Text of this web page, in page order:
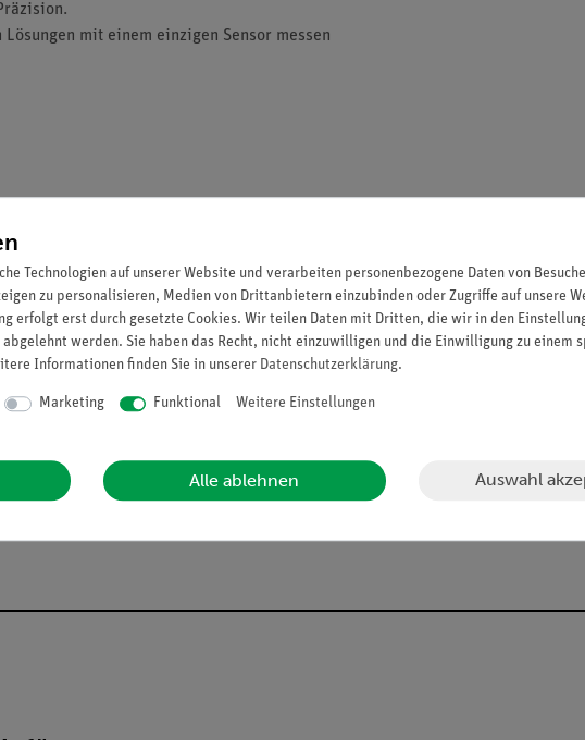
mit einem einzigen Sensor messen
zu 50 Std. Betriebszeit)
ist Teil des Lieferumfangs.
Technologien auf unserer Website und verarbeiten personenbezogene Daten von
zu personalisieren, Medien von Drittanbietern einzubinden oder Zugriffe auf unsere
erfolgt erst durch gesetzte Cookies. Wir teilen Daten mit Dritten, die wir in den
werden. Sie haben das Recht, nicht einzuwilligen und die Einwilligung zu einem
Informationen finden Sie in unserer Daten­schutz­erklärung.
Marketing Funktional Weitere Einstellungen
Alle ablehnen Auswahl